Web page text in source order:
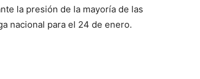
la presión de la mayoría de las
nacional para el 24 de enero.